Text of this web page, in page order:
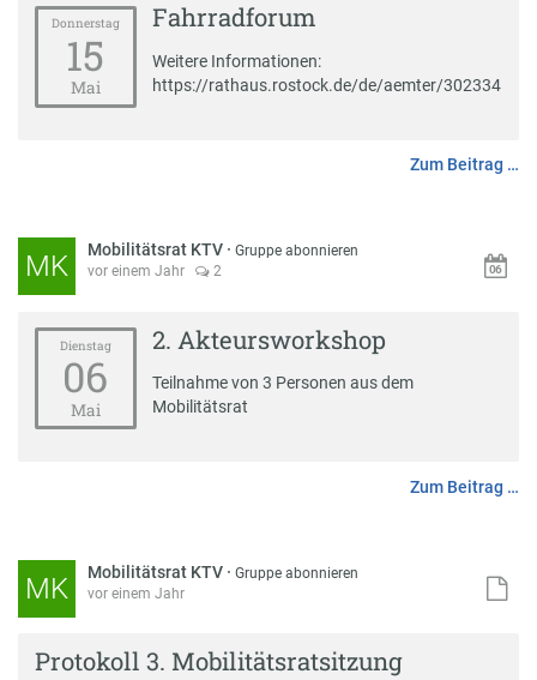
Donnerstag
15
Mai
Fahrradforum
Weitere Informationen:
https://rathaus.rostock.de/de/aemter/302334
Zum Beitrag …
MK Mobilitätsrat KTV ·Gruppe abonnieren
vor einem Jahr
2
Dienstag
06
Mai
2. Akteursworkshop
Teilnahme von 3 Personen aus dem
Mobilitätsrat
Zum Beitrag …
MK Mobilitätsrat KTV ·Gruppe abonnieren
vor einem Jahr
Protokoll 3. Mobilitätsratsitzung